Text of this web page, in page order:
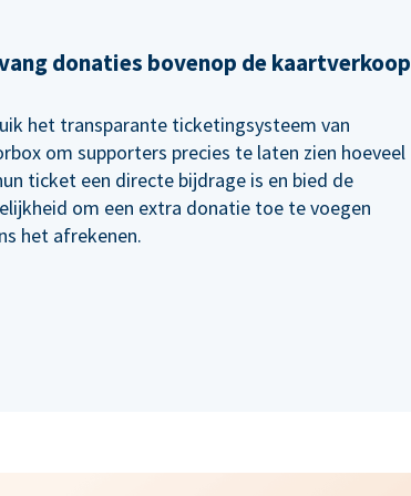
donaties bovenop de kaartverkoop
het transparante ticketingsysteem van
om supporters precies te laten zien hoeveel
ticket een directe bijdrage is en bied de
om een extra donatie toe te voegen
het afrekenen.